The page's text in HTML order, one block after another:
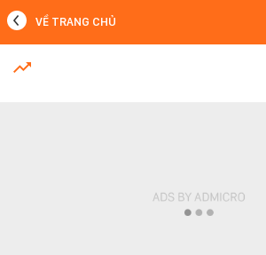
MỚI NHẤT
VỀ TRANG CHỦ